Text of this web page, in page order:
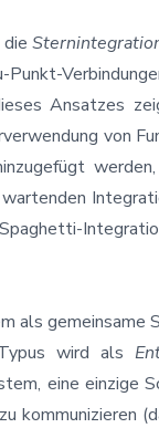
die
Ansatzes
von
als gemeinsame
wird als
eine einzige
kommunizieren